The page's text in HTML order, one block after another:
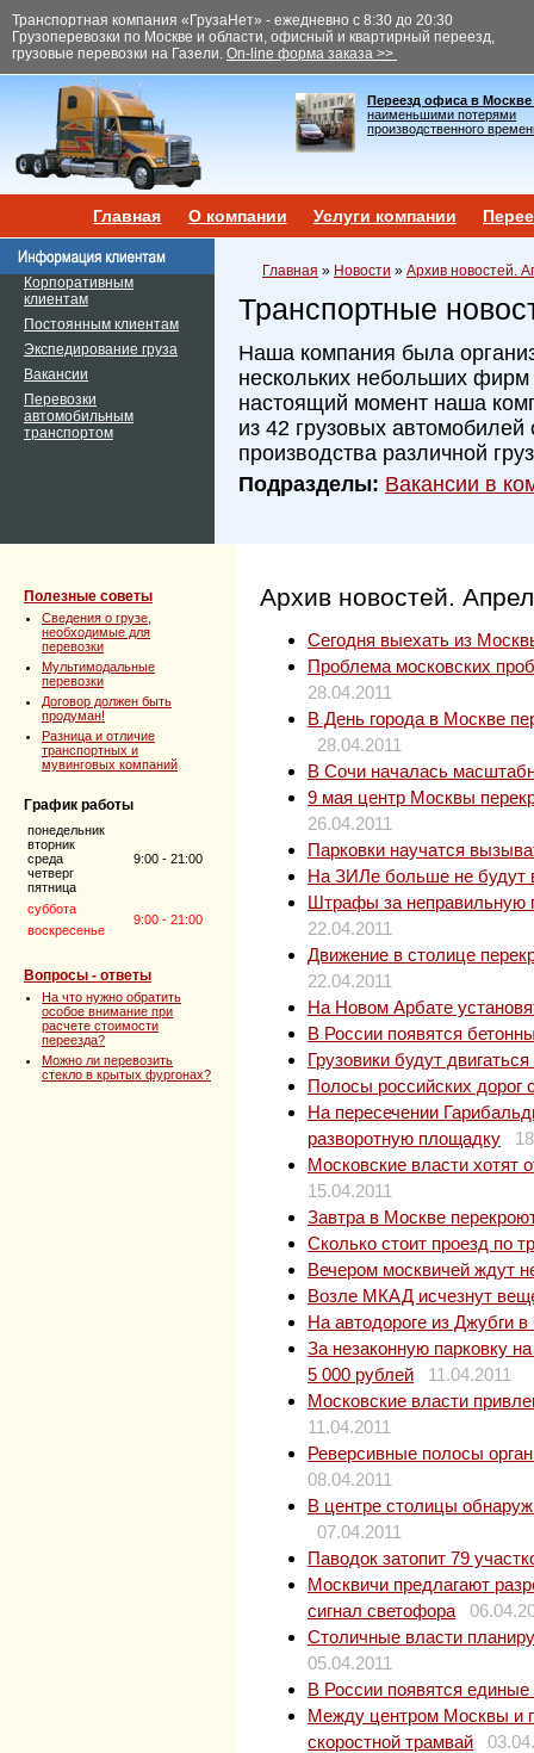
Транспортная компания «ГрузаНет» - ежедневно с 8:30 до 20:30
Грузоперевозки по Москве и области, офисный и квартирный переезд,
грузовые перевозки на Газели. On-line форма заказа >>
Переезд офиса в Москве
наименьшими потерями
производственного
Главная О компании Услуги компании
Корпоративным
клиентам
Постоянным клиентам
Экспедирование груза
Вакансии
Перевозки
автомобильным
транспортом
Главная » Новости » Архив новостей.
Транспортные
Наша компания была
нескольких небольших фирм
настоящий момент наша
из 42 грузовых автомобилей
производства различной
Подразделы: Вакансии в
Полезные советы
Сведения о грузе,
необходимые для
перевозки
Мультимодальные
перевозки
Договор должен быть
продуман!
Разница и отличие
транспортных и
мувинговых компаний
График работы
понедельник
вторник
среда
четверг
пятница
9:00 - 21:00
суббота
9:00 - 21:00
воскресенье
Вопросы - ответы
На что нужно обратить
особое внимание при
расчете стоимости
переезда?
Можно ли перевозить
стекло в крытых фургонах?
Архив новостей.
Сегодня выехать из
Проблема московских
28.04.2011
В День города в Москве
28.04.2011
В Сочи началась
9 мая центр Москвы
26.04.2011
Парковки научатся
На ЗИЛе больше не будут
Штрафы за неправильную
22.04.2011
Движение в столице
22.04.2011
На Новом Арбате
В России появятся
Грузовики будут
Полосы российских дорог
На пересечении
разворотную площадку
Московские власти хотят
15.04.2011
Завтра в Москве
Сколько стоит проезд по
Вечером москвичей ждут
Возле МКАД исчезнут
На автодороге из Джубги
За незаконную парковку
5 000 рублей
11.04.2011
Московские власти
11.04.2011
Реверсивные полосы
08.04.2011
В центре столицы
07.04.2011
Паводок затопит 79
Москвичи предлагают
сигнал светофора
Столичные власти
05.04.2011
В России появятся
Между центром Москвы и
скоростной трамвай